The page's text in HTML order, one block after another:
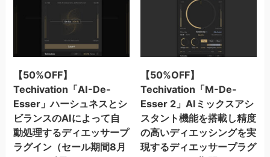
【50%OFF】
Techivation「AI-De-
Esser」ハーシュネスとシ
ビランスのAIによって自
動処理するディエッサープ
ラグイン（セール期間8月
【50%OFF】
Techivation「M-De-
Esser 2」AIミックスアシ
スタント機能を搭載し精度
の高いディエッシングを実
現するディエッサープラグ